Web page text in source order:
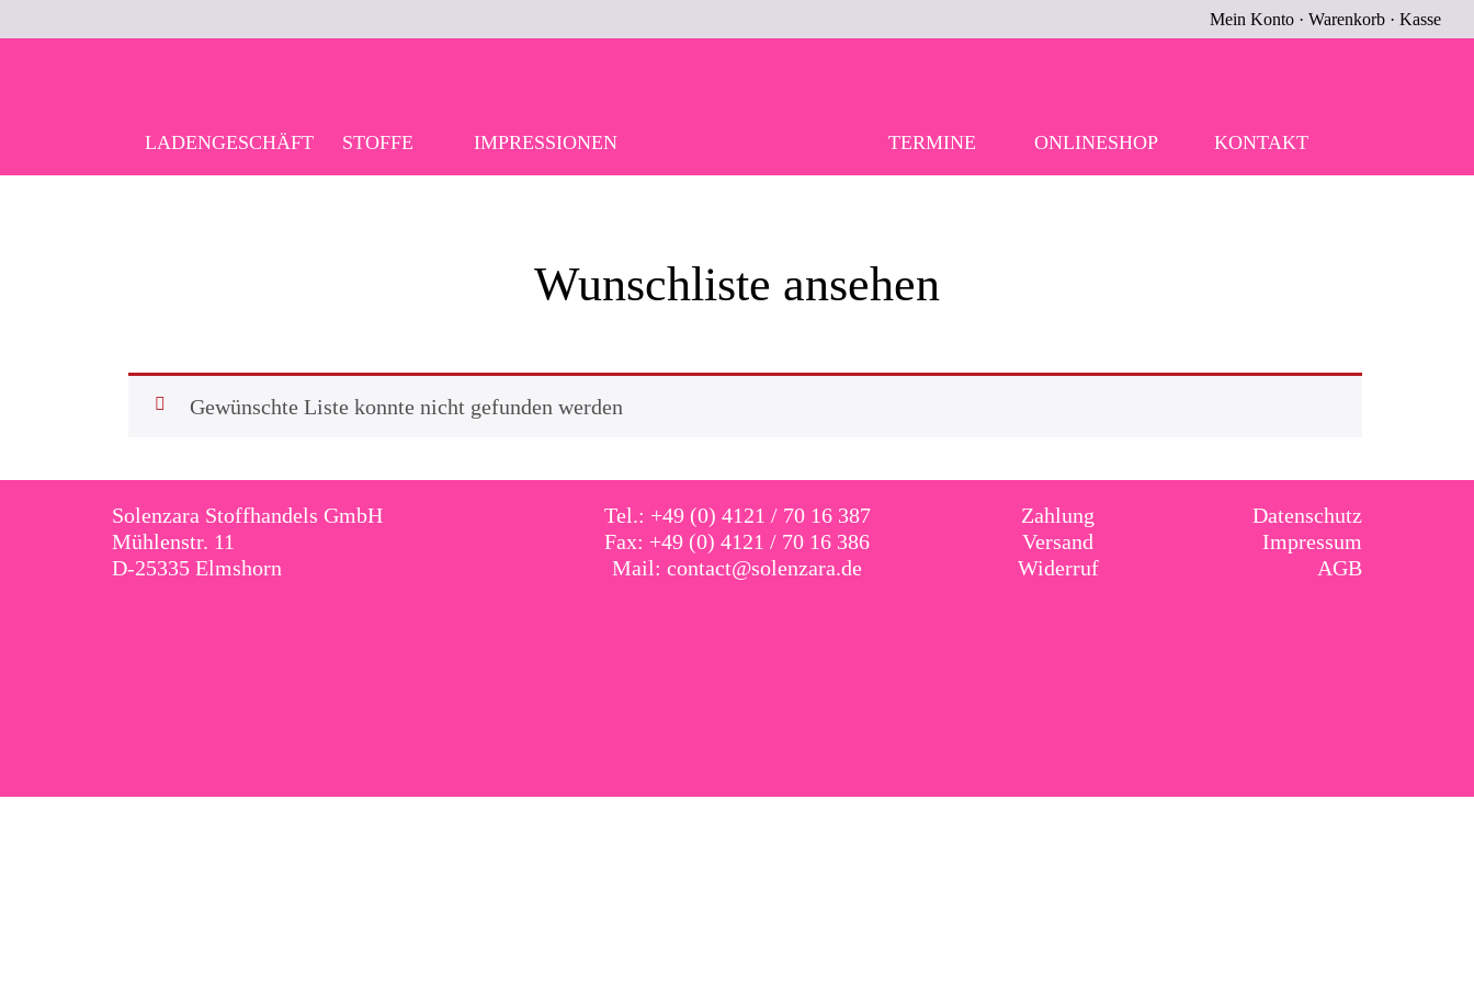
Mein Konto · Warenkorb · Kasse
LADENGESCHÄFT STOFFE IMPRESSIONEN TERMINE ONLINESHOP KONTAKT
Wunschliste ansehen
Gewünschte Liste konnte nicht gefunden werden
Solenzara Stoffhandels GmbH
Mühlenstr. 11
D-25335 Elmshorn
Tel.: +49 (0) 4121 / 70 16 387
Fax: +49 (0) 4121 / 70 16 386
Mail: contact@solenzara.de
Zahlung
Versand
Widerruf
Datenschutz
Impressum
AGB